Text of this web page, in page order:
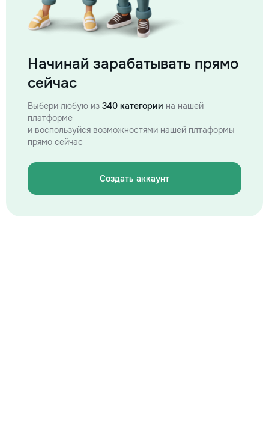
Начинай зарабатывать прямо
сейчас
Выбери любую из 340 категории на нашей
платформе
и воспользуйся возможностями нашей плтаформы
прямо сейчас
Создать аккаунт